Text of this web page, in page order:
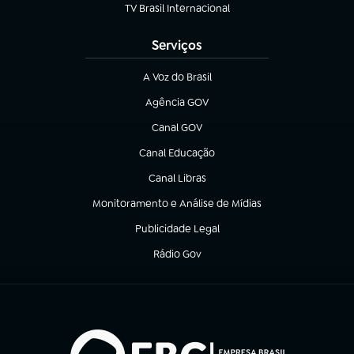
TV Brasil Internacional
(abre em nova aba)
Serviços
A Voz do Brasil
(abre em nova aba)
Agência GOV
(abre em nova aba)
Canal GOV
(abre em nova aba)
Canal Educação
(abre em nova aba)
Canal Libras
(abre em nova aba)
Monitoramento e Análise de Mídias
(abre em nova aba)
Publicidade Legal
(abre em nova aba)
Rádio Gov
(abre em nova aba)